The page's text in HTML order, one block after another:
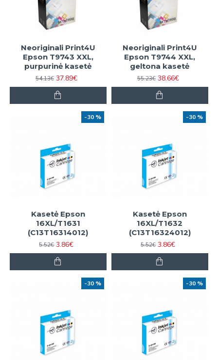
Neoriginali Print4U
Epson T9743 XXL,
purpurinė kasetė
54.13€ 37.89€
Neoriginali Print4U
Epson T9744 XXL,
geltona kasetė
55.23€ 38.66€
-30 %
Kasetė Epson
16XL/T1631
(C13T16314012)
5.52€ 3.86€
-30 %
Kasetė Epson
16XL/T1632
(C13T16324012)
5.52€ 3.86€
-30 % -30 %